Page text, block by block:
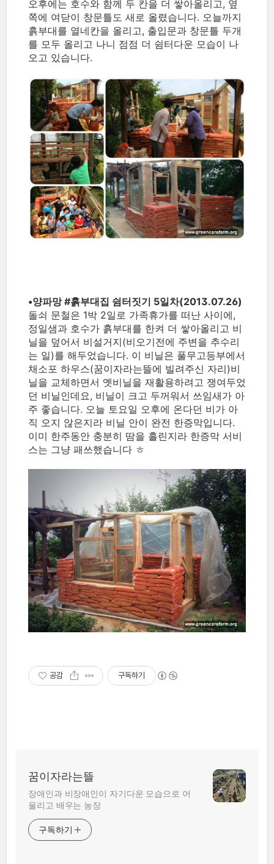
오후에는 호수와 함께 두 칸을 더 쌓아올리고, 옆
쪽에 여닫이 창문틀도 새로 올렸습니다. 오늘까지
흙부대를 열네칸을 올리고, 출입문과 창문틀 두개
를 모두 올리고 나니 점점 더 쉼터다운 모습이 나
오고 있습니다.
•양파망 ‪#‎흙부대집‬ 쉼터짓기 5일차(2013.07.26)
돌쇠 문철은 1박 2일로 가족휴가를 떠난 사이에,
정일샘과 호수가 흙부대를 한켜 더 쌓아올리고 비
닐을 덮어서 비설거지(비오기전에 주변을 추수리
는 일)를 해두었습니다. 이 비닐은 풀무고등부에서
채소포 하우스(꿈이자라는뜰에 빌려주신 자리)비
닐을 교체하면서 옛비닐을 재활용하려고 쟁여두었
던 비닐인데요, 비닐이 크고 두꺼워서 쓰임새가 아
주 좋습니다. 오늘 토요일 오후에 온다던 비가 아
직 오지 않은지라 비닐 안이 완전 한증막입니다.
이미 한주동안 충분히 땀을 흘린지라 한증막 서비
스는 그냥 패쓰했습니다 ㅎ
공감 구독하기
꿈이자라는뜰
장애인과 비장애인이 자기다운 모습으로 어
울리고 배우는 농장
구독하기